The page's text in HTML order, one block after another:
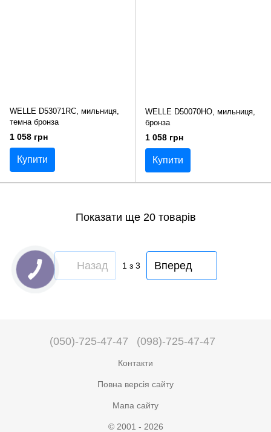
WELLE D53071RC, мильниця,
темна бронза
1 058 грн
Купити
WELLE D50070HO, мильниця,
бронза
1 058 грн
Купити
Показати ще 20 товарів
Назад 1з 3 Вперед
(050)-725-47-47 (098)-725-47-47
Контакти
Повна версія сайту
Мапа сайту
© 2001 - 2026